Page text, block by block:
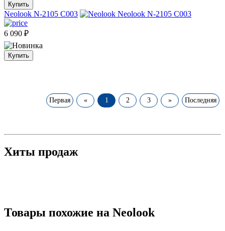
Купить
Neolook N-2105 C003
6 090 ₽
Купить
Первая « 1 2 3 » Последняя
Хиты продаж
Товары похожие на Neolook